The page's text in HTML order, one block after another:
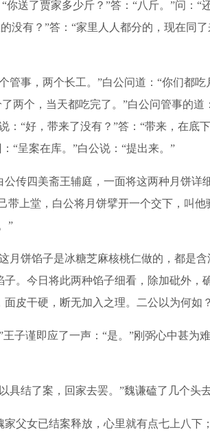
了贾家多少斤？”答：“八斤。”问：“
没有？”答：“家里人人都分的，现在同
，两个长工。”白公问道：“你们都吃
两个，当天都吃完了。”白公问管事的
“好，带来了没有？”答：“带来，在底
“呈案在库。”白公说：“提出来。”
四美斋王辅庭，一面将这两种月饼详
上堂，白公将月饼擘开一个交下，叫
”
馅子是冰糖芝麻核桃仁做的，都是含
。今日将此两种馅子细看，除加砒外，
皮干硬，断无加入之理。二公以为何如
谨即应了一声：“是。”刚弼心中甚为
结了案，回家去罢。”魏谦磕了几个头去
女已结案释放，心里就有点七上八下